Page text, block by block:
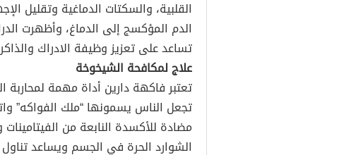
القلبية، والسكتات الدماغية وتقليل
الدم المؤكسج إلى الدماغ، وأظهرت
تساعد على تعزيز وظيفة الادراك
علاج لمكافحة الشيخوخة
تعتبر فاكهة دارين أداة مهمة
تجعل الناس يسمونها “ملك الفواكه”
مضادة للأكسدة النابعة من
الشوارد الحرة في الجسم ويساعد